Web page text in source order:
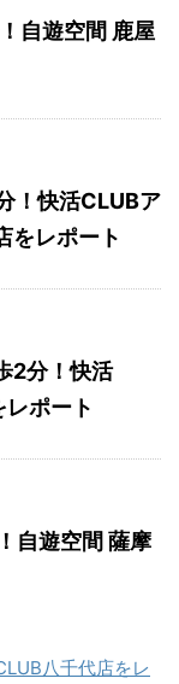
自遊空間 鹿屋
！快活CLUBア
をレポート
2分！快活
ポート
自遊空間 薩摩
八千代店をレ